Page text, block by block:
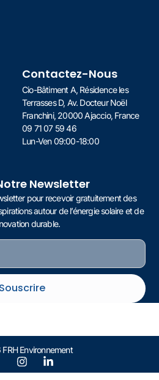
Contactez-Nous
Cio-Bâtiment A, Résidence les
Terrasses D, Av. Docteur Noël
Franchini, 20000 Ajaccio, France
09 71 07 59 46
Lun-Ven 09:00-18:00
Newsletter
pour recevoir gratuitement des
autour de l’énergie solaire et de
durable.
Souscrire
Environnement